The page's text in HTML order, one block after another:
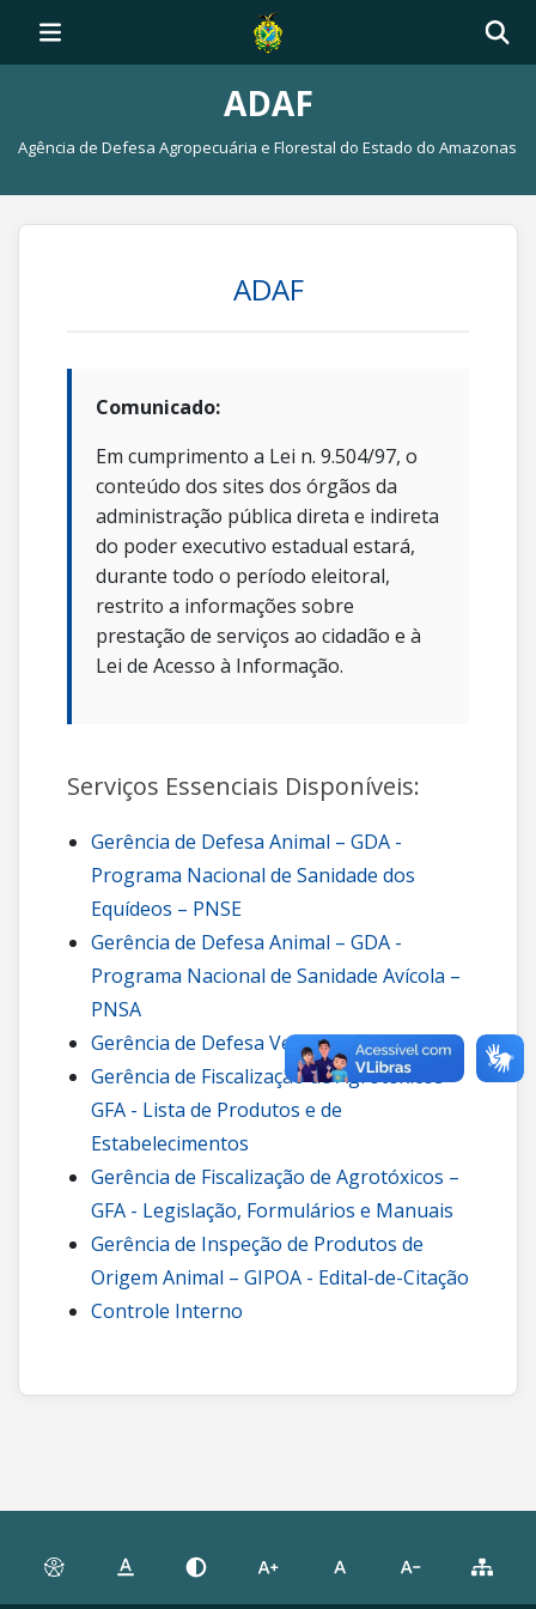
ADAF
Agência de Defesa Agropecuária e Florestal do Estado do Amazonas
ADAF
Comunicado:
Em cumprimento a Lei n. 9.504/97, o
conteúdo dos sites dos órgãos da
administração pública direta e indireta
do poder executivo estadual estará,
durante todo o período eleitoral,
restrito a informações sobre
prestação de serviços ao cidadão e à
Lei de Acesso à Informação.
Serviços Essenciais Disponíveis:
Gerência de Defesa Animal – GDA -
Programa Nacional de Sanidade dos
Equídeos – PNSE
Gerência de Defesa Animal – GDA -
Programa Nacional de Sanidade Avícola –
PNSA
Gerência de Defesa Vegetal – GDV
Gerência de Fiscalização de Agrotóxicos –
GFA - Lista de Produtos e de
Estabelecimentos
Gerência de Fiscalização de Agrotóxicos –
GFA - Legislação, Formulários e Manuais
Gerência de Inspeção de Produtos de
Origem Animal – GIPOA - Edital-de-Citação
Controle Interno